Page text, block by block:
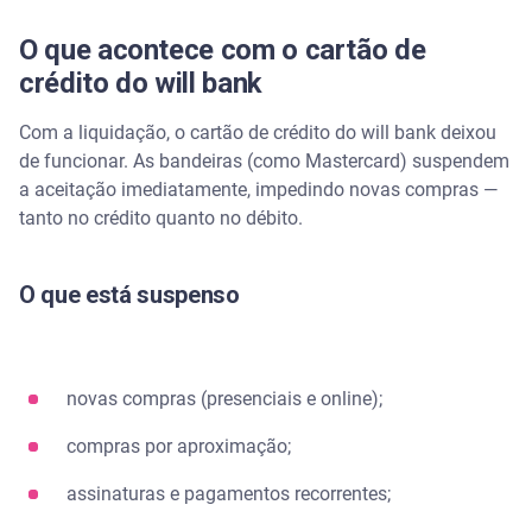
O que acontece com o cartão de
crédito do will bank
Com a liquidação, o cartão de crédito do will bank deixou
de funcionar. As bandeiras (como Mastercard) suspendem
a aceitação imediatamente, impedindo novas compras —
tanto no crédito quanto no débito.
O que está suspenso
novas compras (presenciais e online);
compras por aproximação;
assinaturas e pagamentos recorrentes;